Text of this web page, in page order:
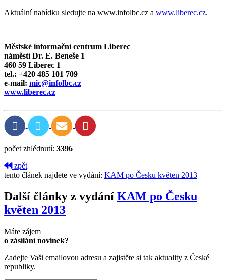
Aktuální nabídku sledujte na www.infolbc.cz a www.liberec.cz.
Městské informační centrum Liberec
náměstí Dr. E. Beneše 1
460 59 Liberec 1
tel.: +420 485 101 709
e-mail: mic@infolbc.cz
www.liberec.cz
počet zhlédnutí: 3396
zpět
tento článek najdete ve vydání: KAM po Česku květen 2013
Další články z vydání KAM po Česku
květen 2013
Máte zájem
o zásílání novinek?
Zadejte Vaši emailovou adresu a zajistěte si tak aktuality z České
republiky.